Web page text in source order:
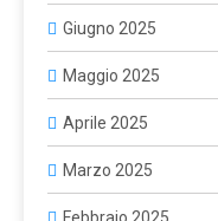
Giugno 2025
Maggio 2025
Aprile 2025
Marzo 2025